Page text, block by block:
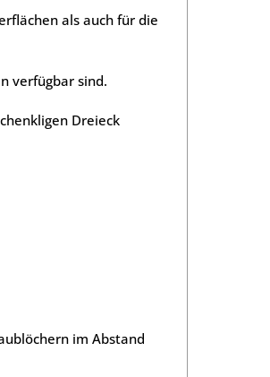
als auch für die
verfügbar sind.
Dreieck
im Abstand